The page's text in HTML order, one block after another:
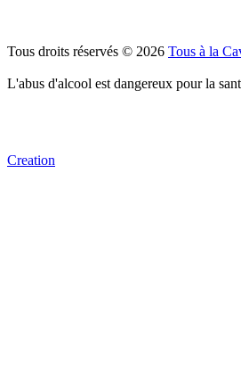
Tous droits réservés © 2026 Tous à la
L'abus d'alcool est dangereux pour la
Creation